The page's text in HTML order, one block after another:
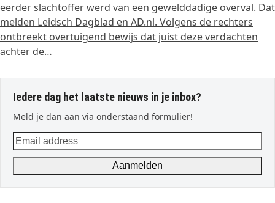
eerder slachtoffer werd van een gewelddadige overval. Dat
melden Leidsch Dagblad en AD.nl. Volgens de rechters
ontbreekt overtuigend bewijs dat juist deze verdachten
achter de…
Iedere dag het laatste nieuws in je inbox?
Meld je dan aan via onderstaand formulier!
Email
address
Aanmelden